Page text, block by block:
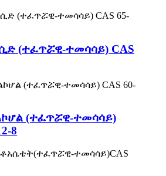
(ተፈጥሯዊ-ተመሳሳይ) CAS
(ተፈጥሯዊ-ተመሳሳይ)
8